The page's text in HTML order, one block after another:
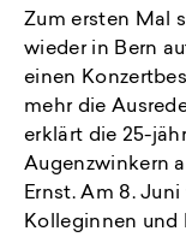
Zum ersten Mal
wieder in Bern
einen
mehr die
erklärt die 25-
Augenzwinkern
Ernst. Am 8.
Kolleginnen und